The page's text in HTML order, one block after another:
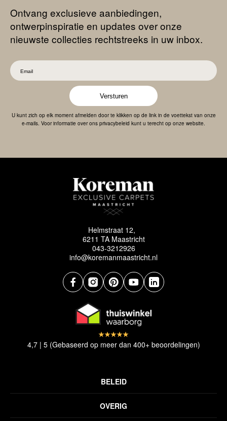
Ontvang exclusieve aanbiedingen,
ontwerpinspiratie en updates over onze
nieuwste collecties rechtstreeks in uw inbox.
Versturen
U kunt zich op elk moment afmelden door te klikken op de link in de voettekst van onze
e-mails. Voor informatie over ons privacybeleid kunt u terecht op onze website.
Helmstraat 12,
6211 TA Maastricht
043-3212926
info@koremanmaastricht.nl
OVERIG
BELEID
4,7 | 5 (Gebaseerd op meer dan 400+ beoordelingen)